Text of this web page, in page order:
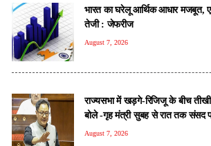
भारत का घरेलू आर्थिक आधार मजबूत,
तेजी : जेफरीज
August 7, 2026
राज्यसभा में खड़गे-रिजिजू के बीच
बोले -गृह मंत्री सुबह से रात तक संसद
August 7, 2026